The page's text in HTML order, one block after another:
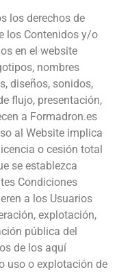
los derechos de
los Contenidos y/o
en el website
nombres
diseños, sonidos,
flujo, presentación,
a Formadron.es
al Website implica
o cesión total
se establezca
Condiciones
a los Usuarios
explotación,
pública del
de los aquí
uso o explotación de